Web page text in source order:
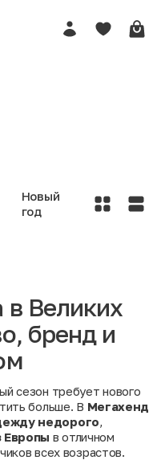
Новый
год
в Великих
бренд и
сезон требует нового
больше. В Мегахенд
недорого,
в отличном
всех возрастов.